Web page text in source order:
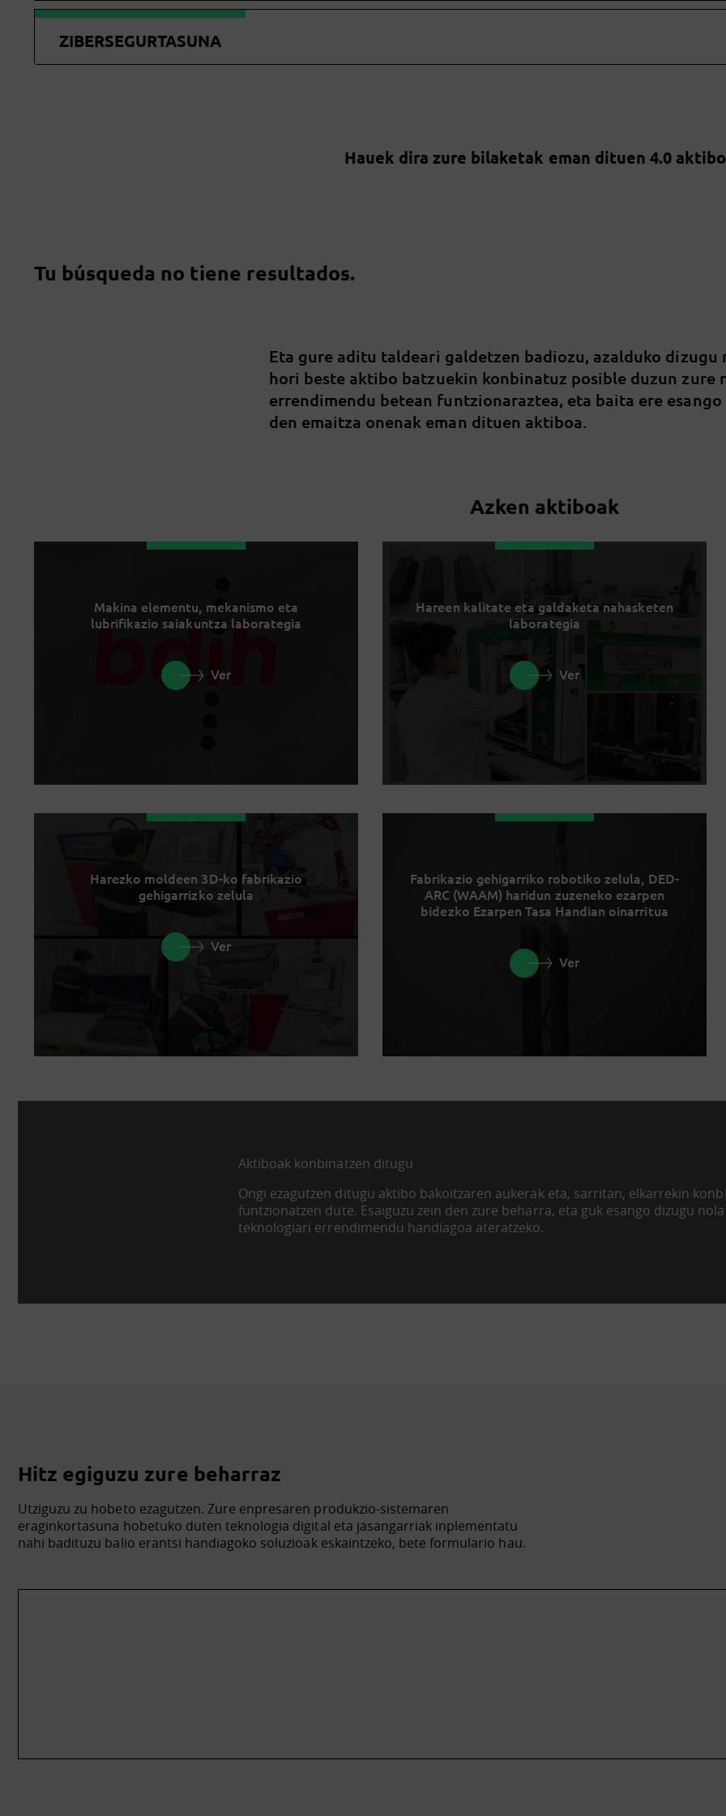
ZIBERSEGURTASUNA
Hauek dira zure bilaketak eman dituen 4.0
Tu búsqueda no tiene resultados.
Eta gure aditu taldeari galdetzen badiozu, azalduko dizugu
hori beste aktibo batzuekin konbinatuz posible duzun zure
errendimendu betean funtzionaraztea, eta baita ere
den emaitza onenak eman dituen aktiboa.
Azken aktiboak
Makina elementu, mekanismo eta
lubrifikazio saiakuntza laborategia
Ver
Hareen kalitate eta galdaketa nahasketen
laborategia
Ver
Harezko moldeen 3D-ko fabrikazio
gehigarrizko zelula
Ver
Fabrikazio gehigarriko robotiko zelula, DED-
ARC (WAAM) haridun zuzeneko ezarpen
bidezko Ezarpen Tasa Handian oinarritua
Ver
Aktiboak konbinatzen ditugu
Ongi ezagutzen ditugu aktibo bakoitzaren aukerak eta, sarritan, elkarrekin
funtzionatzen dute. Esaiguzu zein den zure beharra, eta guk esango dizugu
teknologiari errendimendu handiagoa ateratzeko.
Hitz egiguzu zure beharraz
Utziguzu zu hobeto ezagutzen. Zure enpresaren produkzio-sistemaren
eraginkortasuna hobetuko duten teknologia digital eta jasangarriak inplementatu
nahi badituzu balio erantsi handiagoko soluzioak eskaintzeko, bete formulario hau.